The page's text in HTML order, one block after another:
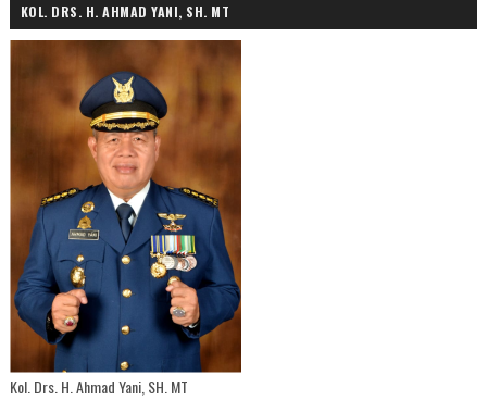
KOL. DRS. H. AHMAD YANI, SH. MT
Kol. Drs. H. Ahmad Yani, SH. MT